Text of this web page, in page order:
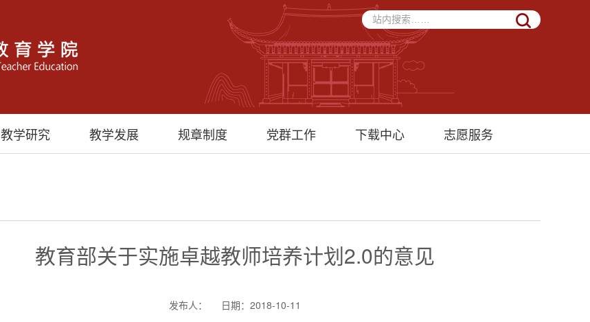
教学研究 教学发展 规章制度 党群工作 下载中心 志愿服务
教育部关于实施卓越教师培养计划2.0的意见
发布人： 日期：2018-10-11